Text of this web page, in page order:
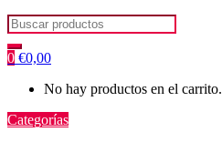
Search
for:
0 €0,00
No hay productos en el carrito.
Categorías